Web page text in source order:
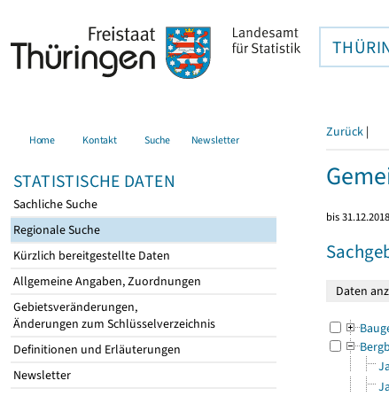
Home Kontakt Suche Newsletter
STATISTISCHE DATEN
Sachliche Suche
Regionale Suche
Kürzlich bereitgestellte Daten
Allgemeine Angaben, Zuordnungen
Gebietsveränderungen,
Änderungen zum Schlüsselverzeichnis
Definitionen und Erläuterungen
Newsletter
Zurück |
bis 31.12.2018